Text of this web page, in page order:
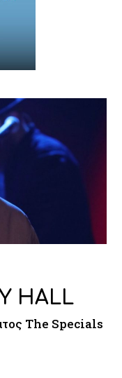
HALL
The Specials